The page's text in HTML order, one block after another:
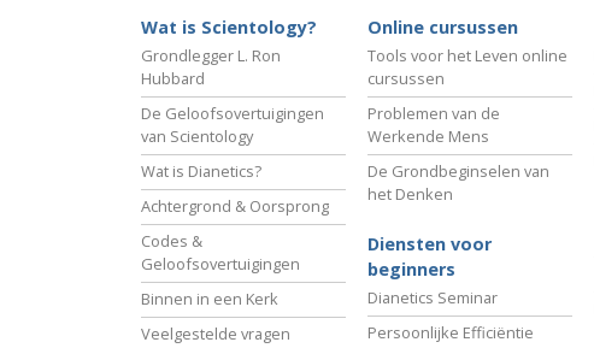
Wat is Scientology?
Grondlegger L. Ron
Hubbard
De Geloofsovertuigingen
van Scientology
Wat is Dianetics?
Achtergrond & Oorsprong
Codes &
Geloofsovertuigingen
Binnen in een Kerk
Veelgestelde vragen
Online cursussen
Tools voor het Leven online
cursussen
Problemen van de
Werkende Mens
De Grondbeginselen van
het Denken
Diensten voor
beginners
Dianetics Seminar
Persoonlijke Efficiëntie